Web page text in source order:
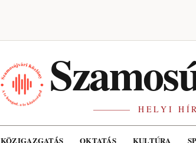
HELYI
KÖZIGAZGATÁS OKTATÁS KULTÚRA